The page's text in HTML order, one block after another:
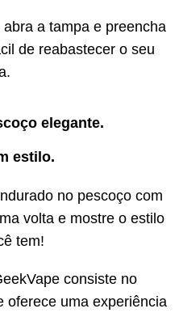
a tampa e preencha
de reabastecer o seu
elegante.
estilo.
no pescoço com
volta e mostre o estilo
tem!
consiste no
oferece uma experiência